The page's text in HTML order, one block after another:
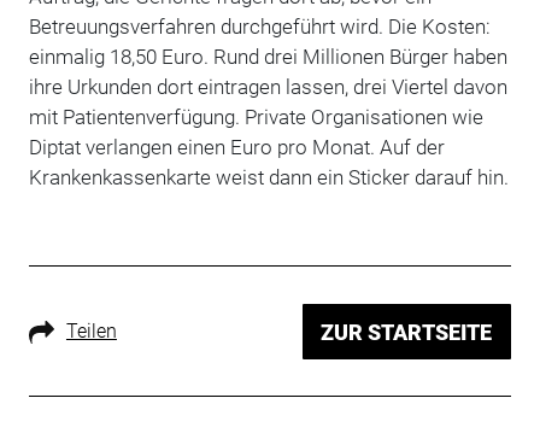
Betreuungsverfahren durchgeführt wird. Die Kosten:
einmalig 18,50 Euro. Rund drei Millionen Bürger haben
ihre Urkunden dort eintragen lassen, drei Viertel davon
mit Patientenverfügung. Private Organisationen wie
Diptat verlangen einen Euro pro Monat. Auf der
Krankenkassenkarte weist dann ein Sticker darauf hin.
Teilen ZUR STARTSEITE